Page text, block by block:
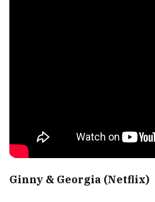
Ginny & Georgia (Netflix)